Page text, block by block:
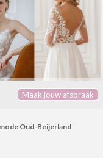
Maak jouw afspraak
Oud-Beijerland